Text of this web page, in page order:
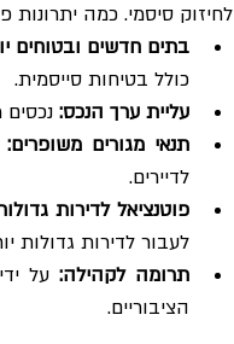
לחיזוק סיסמי. כמה יתרונות
בתים חדשים ובטוחים
כולל בטיחות סייסמית.
עליית ערך הנכס:
תנאי מגורים משופרים:
לדיירים.
פוטנציאל לדירות
לעבור לדירות גדולות
תרומה לקהילה:
הציבוריים.